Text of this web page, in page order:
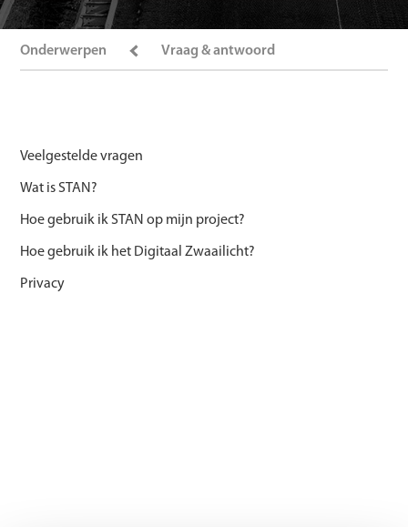
Onderwerpen Vraag & antwoord
Veelgestelde vragen
Wat is STAN?
Hoe gebruik ik STAN op mijn project?
Hoe gebruik ik het Digitaal Zwaailicht?
Privacy